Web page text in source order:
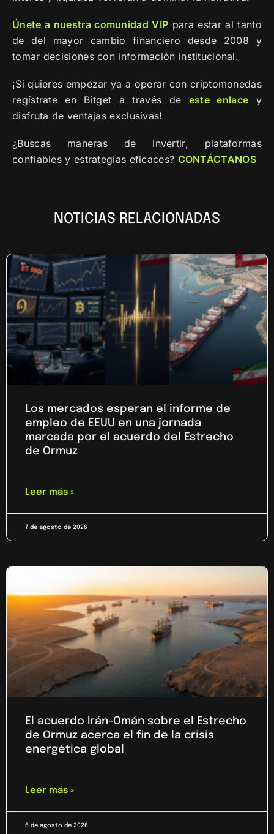
Únete a nuestra comunidad VIP para estar al tanto
de del mayor cambio financiero desde 2008 y
tomar decisiones con información institucional.
¡Si quieres empezar ya a operar con criptomonedas
regístrate en Bitget a través de este enlace y
disfruta de ventajas exclusivas!
¿Buscas maneras de invertir, plataformas
confiables y estrategias eficaces? CONTÁCTANOS
NOTICIAS RELACIONADAS
Los mercados esperan el informe de
empleo de EEUU en una jornada
marcada por el acuerdo del Estrecho
de Ormuz
Leer más »
7 de agosto de 2026
El acuerdo Irán-Omán sobre el Estrecho
de Ormuz acerca el fin de la crisis
energética global
Leer más »
6 de agosto de 2026